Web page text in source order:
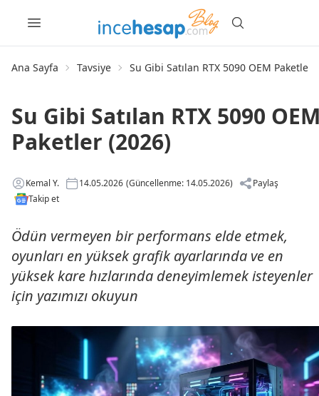
Ana Sayfa Tavsiye Su Gibi Satılan RTX 5090 OEM Paketler
Su Gibi Satılan RTX 5090
Paketler (2026)
Kemal Y. 14.05.2026 (Güncellenme: 14.05.2026)
Paylaş
Takip et
Ödün vermeyen bir performans elde etmek,
oyunları en yüksek grafik ayarlarında ve en
yüksek kare hızlarında deneyimlemek isteyenler
için yazımızı okuyun